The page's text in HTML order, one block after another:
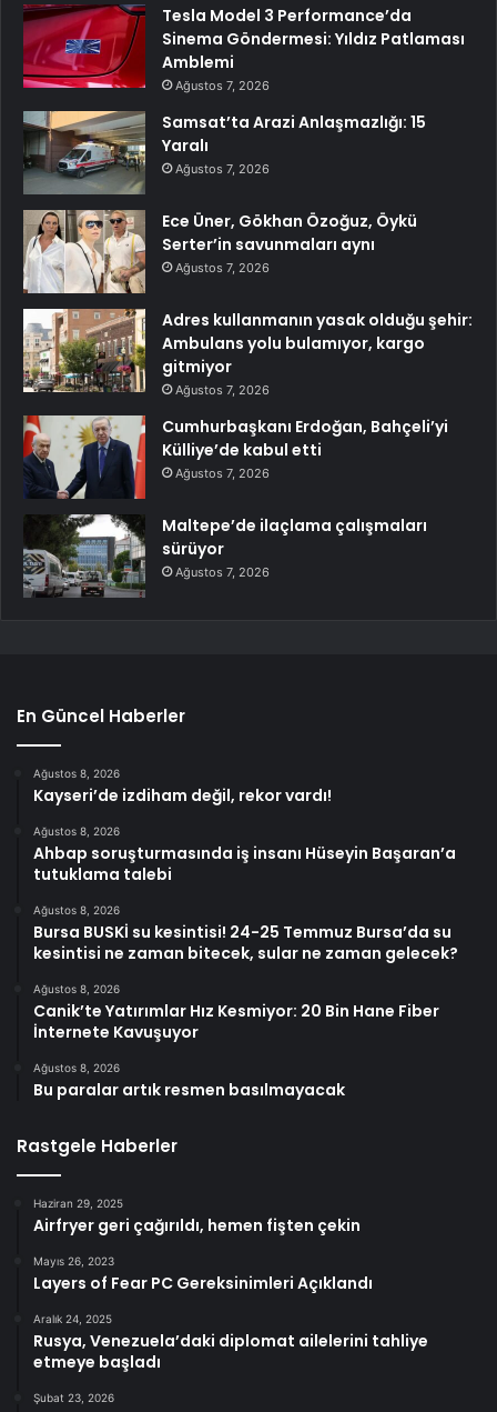
Tesla Model 3 Performance’da
Sinema Göndermesi: Yıldız Patlaması
Amblemi
Ağustos 7, 2026
Samsat’ta Arazi Anlaşmazlığı: 15
Yaralı
Ağustos 7, 2026
Ece Üner, Gökhan Özoğuz, Öykü
Serter’in savunmaları aynı
Ağustos 7, 2026
Adres kullanmanın yasak olduğu şehir:
Ambulans yolu bulamıyor, kargo
gitmiyor
Ağustos 7, 2026
Cumhurbaşkanı Erdoğan, Bahçeli’yi
Külliye’de kabul etti
Ağustos 7, 2026
Maltepe’de ilaçlama çalışmaları
sürüyor
Ağustos 7, 2026
En Güncel Haberler
Ağustos 8, 2026
Kayseri’de izdiham değil, rekor vardı!
Ağustos 8, 2026
Ahbap soruşturmasında iş insanı Hüseyin Başaran’a
tutuklama talebi
Ağustos 8, 2026
Bursa BUSKİ su kesintisi! 24-25 Temmuz Bursa’da su
kesintisi ne zaman bitecek, sular ne zaman gelecek?
Ağustos 8, 2026
Canik’te Yatırımlar Hız Kesmiyor: 20 Bin Hane Fiber
İnternete Kavuşuyor
Ağustos 8, 2026
Bu paralar artık resmen basılmayacak
Rastgele Haberler
Haziran 29, 2025
Airfryer geri çağırıldı, hemen fişten çekin
Mayıs 26, 2023
Layers of Fear PC Gereksinimleri Açıklandı
Aralık 24, 2025
Rusya, Venezuela’daki diplomat ailelerini tahliye
etmeye başladı
Şubat 23, 2026